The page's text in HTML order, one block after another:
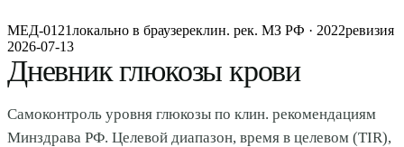
МЕД-0121локально в браузереклин. рек. МЗ РФ · 2022ревизия
2026-07-13
Дневник глюкозы крови
Самоконтроль уровня глюкозы по клин. рекомендациям
Минздрава РФ. Целевой диапазон, время в целевом (TIR),